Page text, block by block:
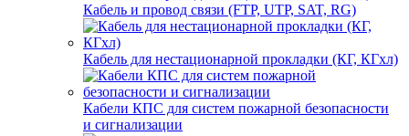
Кабель и провод связи (FTP, UTP, SAT, RG)
Кабель для нестационарной прокладки (КГ, КГхл)
Кабели КПС для систем пожарной безопасности
и сигнализации